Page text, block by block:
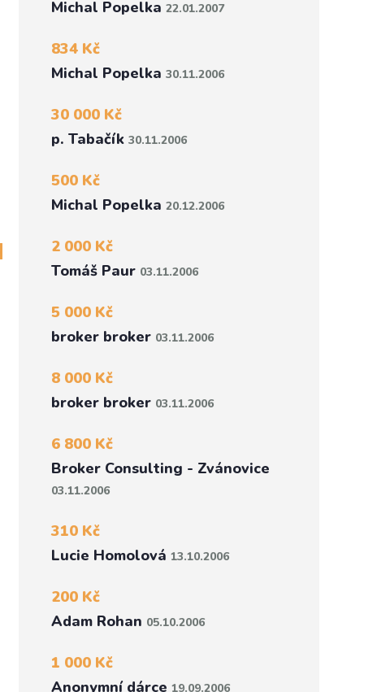
Michal Popelka 22.01.2007
834 Kč
Michal Popelka 30.11.2006
30 000 Kč
p. Tabačík 30.11.2006
500 Kč
Michal Popelka 20.12.2006
2 000 Kč
Tomáš Paur 03.11.2006
5 000 Kč
broker broker 03.11.2006
8 000 Kč
broker broker 03.11.2006
6 800 Kč
Broker Consulting - Zvánovice
03.11.2006
310 Kč
Lucie Homolová 13.10.2006
200 Kč
Adam Rohan 05.10.2006
1 000 Kč
Anonymní dárce 19.09.2006